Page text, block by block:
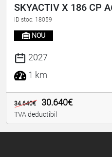
SKYACTIV X 186 CP
ID stoc: 18059
NOU
2027
1 km
34.640€ 30.640€
TVA deductibil